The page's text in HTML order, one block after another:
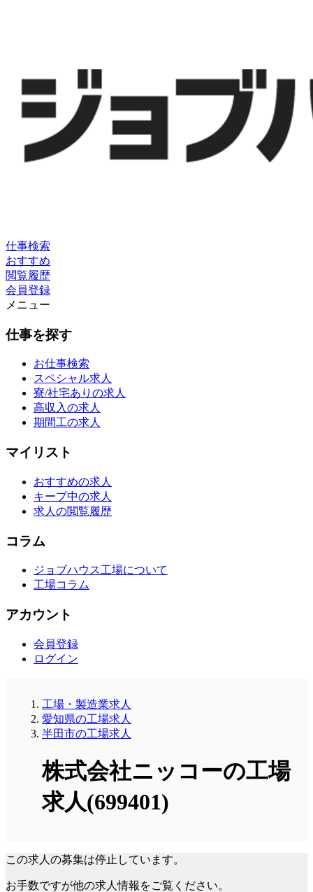
仕事検索
おすすめ
閲覧履歴
会員登録
メニュー
仕事を探す
お仕事検索
スペシャル求人
寮/社宅ありの求人
高収入の求人
期間工の求人
マイリスト
おすすめの求人
キープ中の求人
求人の閲覧履歴
コラム
ジョブハウス工場について
工場コラム
アカウント
会員登録
ログイン
工場・製造業求人
愛知県の工場求人
半田市の工場求人
株式会社ニッコーの工場
求人(699401)
この求人の募集は停止しています。
お手数ですが他の求人情報をご覧ください。